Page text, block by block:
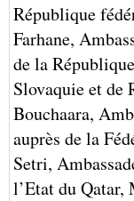
République
Farhane,
de la
Slovaquie et de
Bouchaara,
auprès de la
Setri,
l’Etat du Qatar,